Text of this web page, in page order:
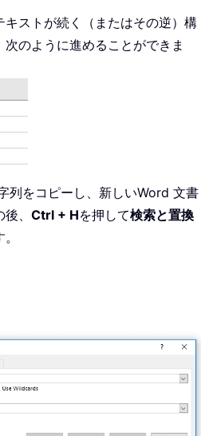
キストが続く（またはその逆）構
のように進めることができま
列をコピーし、新しいWord 文書
、 Ctrl + Hを押して検索と置換